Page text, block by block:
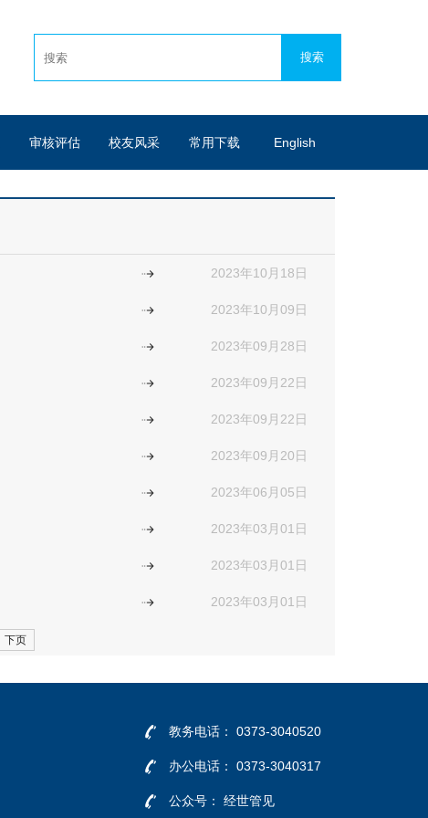
审核评估 校友风采 常用下载 English
2023年10月18日
2023年10月09日
2023年09月28日
2023年09月22日
2023年09月22日
2023年09月20日
2023年06月05日
2023年03月01日
2023年03月01日
2023年03月01日
下页
教务电话： 0373-3040520
办公电话： 0373-3040317
公众号： 经世管见